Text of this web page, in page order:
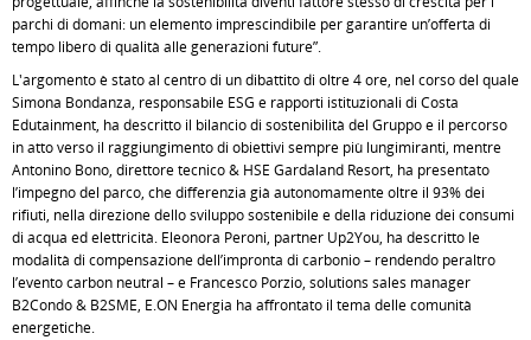
parchi di domani: un elemento imprescindibile per garantire un’offerta di
tempo libero di qualità alle generazioni future”.
L'argomento è stato al centro di un dibattito di oltre 4 ore, nel corso del quale
Simona Bondanza, responsabile ESG e rapporti istituzionali di Costa
Edutainment, ha descritto il bilancio di sostenibilità del Gruppo e il percorso
in atto verso il raggiungimento di obiettivi sempre più lungimiranti, mentre
Antonino Bono, direttore tecnico & HSE Gardaland Resort, ha presentato
l’impegno del parco, che differenzia già autonomamente oltre il 93% dei
rifiuti, nella direzione dello sviluppo sostenibile e della riduzione dei consumi
di acqua ed elettricità. Eleonora Peroni, partner Up2You, ha descritto le
modalità di compensazione dell’impronta di carbonio – rendendo peraltro
l’evento carbon neutral – e Francesco Porzio, solutions sales manager
B2Condo & B2SME, E.ON Energia ha affrontato il tema delle comunità
energetiche.